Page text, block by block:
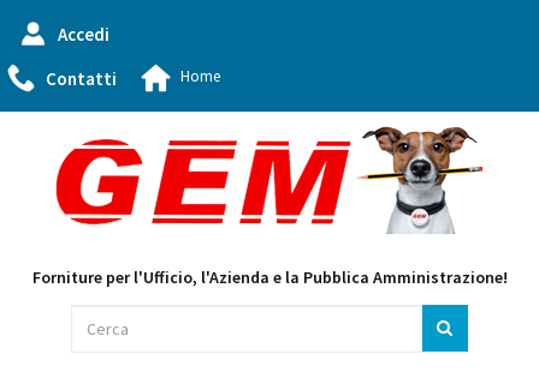
Accedi
Contatti
Home
Forniture per l'Ufficio, l'Azienda e la Pubblica Amministrazione!